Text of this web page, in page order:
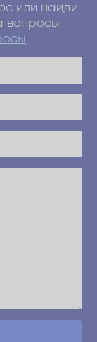
или найди
вопросы